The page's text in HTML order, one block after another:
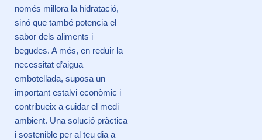
només millora la hidratació,
sinó que també potencia el
sabor dels aliments i
begudes. A més, en reduir la
necessitat d’aigua
embotellada, suposa un
important estalvi econòmic i
contribueix a cuidar el medi
ambient. Una solució pràctica
i sostenible per al teu dia a